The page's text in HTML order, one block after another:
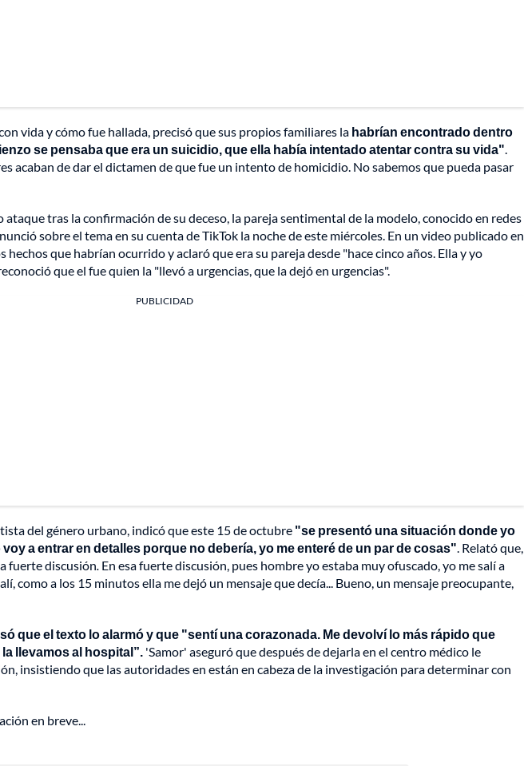
vida y cómo fue hallada, precisó que sus propios familiares la habrían encontrado dentro
se pensaba que era un suicidio, que ella había intentado atentar contra su vida".
acaban de dar el dictamen de que fue un intento de homicidio. No sabemos que pueda pasar
tras la confirmación de su deceso, la pareja sentimental de la modelo, conocido en redes
sobre el tema en su cuenta de TikTok la noche de este miércoles. En un video publicado en
hechos que habrían ocurrido y aclaró que era su pareja desde "hace cinco años. Ella y yo
que el fue quien la "llevó a urgencias, que la dejó en urgencias".
PUBLICIDAD
del género urbano, indicó que este 15 de octubre "se presentó una situación donde yo
a entrar en detalles porque no debería, yo me enteré de un par de cosas". Relató que,
fuerte discusión. En esa fuerte discusión, pues hombre yo estaba muy ofuscado, yo me salí a
como a los 15 minutos ella me dejó un mensaje que decía... Bueno, un mensaje preocupante,
que el texto lo alarmó y que "sentí una corazonada. Me devolví lo más rápido que
llevamos al hospital”. 'Samor' aseguró que después de dejarla en el centro médico le
insistiendo que las autoridades en están en cabeza de la investigación para determinar con
en breve...